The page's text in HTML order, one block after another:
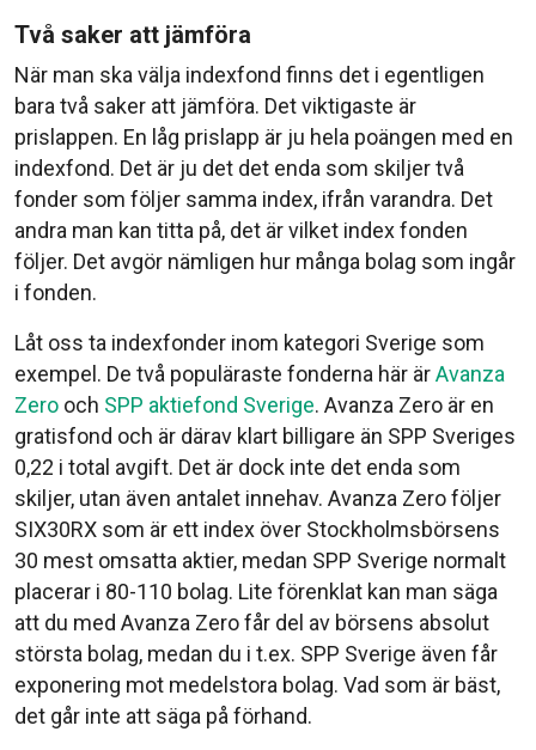
Två saker att jämföra
När man ska välja indexfond finns det i egentligen
bara två saker att jämföra. Det viktigaste är
prislappen. En låg prislapp är ju hela poängen med en
indexfond. Det är ju det det enda som skiljer två
fonder som följer samma index, ifrån varandra. Det
andra man kan titta på, det är vilket index fonden
följer. Det avgör nämligen hur många bolag som ingår
i fonden.
Låt oss ta indexfonder inom kategori Sverige som
exempel. De två populäraste fonderna här ärAvanza
Zero och SPP aktiefond Sverige. Avanza Zero är en
gratisfond och är därav klart billigare än SPP Sveriges
0,22 i total avgift. Det är dock inte det enda som
skiljer, utan även antalet innehav. Avanza Zero följer
SIX30RX som är ett index över Stockholmsbörsens
30 mest omsatta aktier, medan SPP Sverige normalt
placerar i 80-110 bolag. Lite förenklat kan man säga
att du med Avanza Zero får del av börsens absolut
största bolag, medan du i t.ex. SPP Sverige även får
exponering mot medelstora bolag. Vad som är bäst,
det går inte att säga på förhand.